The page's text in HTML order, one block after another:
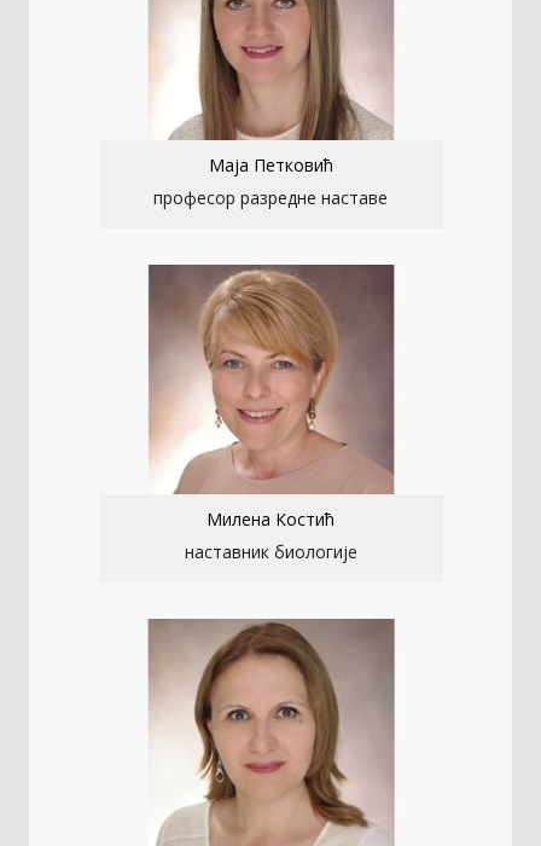
Маја Петковић
професор разредне наставе
Милена Костић
наставник биологије